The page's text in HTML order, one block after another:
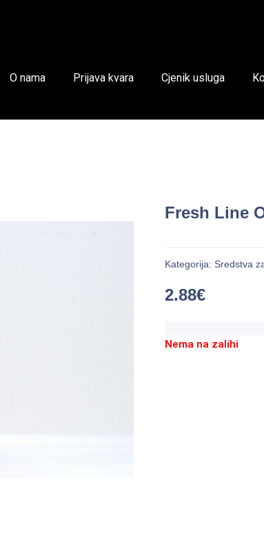
O nama Prijava kvara Cjenik usluga
Fresh Line
Kategorija: Sredstva
2.88€
Nema na zalihi